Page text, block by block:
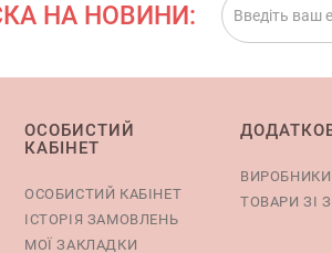
НА НОВИНИ:
ОСОБИСТИЙ
КАБІНЕТ
ОСОБИСТИЙ КАБІНЕТ
ІСТОРІЯ ЗАМОВЛЕНЬ
МОЇ ЗАКЛАДКИ
ВИРОБНИКИ
ТОВАРИ ЗІ